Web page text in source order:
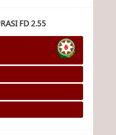
FD 2.55